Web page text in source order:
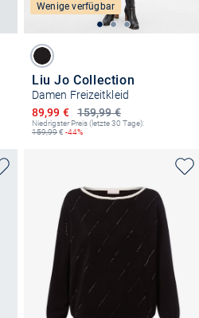
Wenige verfügbar
Liu Jo Collection
Damen Freizeitkleid
159,99 €
Ermäßigter Preis
89,99 €
Niedrigster Preis (letzte 30 Tage):
159,99€ -44%